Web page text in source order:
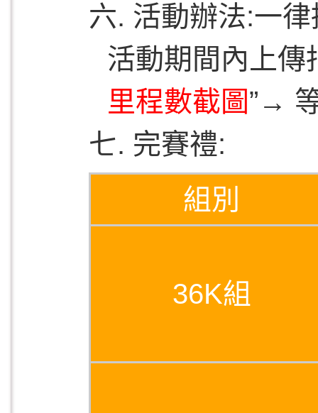
六. 活動辦法:一
活動期間內上傳
里程數截圖”→
七. 完賽禮:
組別
36K組